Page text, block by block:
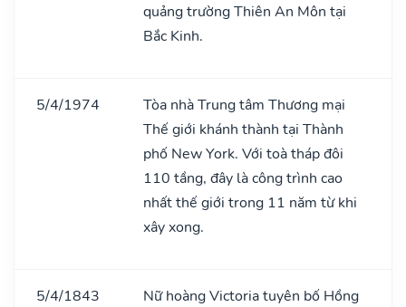
quảng trường Thiên An Môn tại
Bắc Kinh.
5/4/1974
Tòa nhà Trung tâm Thương mại
Thế giới khánh thành tại Thành
phố New York. Với toà tháp đôi
110 tầng, đây là công trình cao
nhất thế giới trong 11 năm từ khi
xây xong.
5/4/1843
Nữ hoàng Victoria tuyên bố Hồng